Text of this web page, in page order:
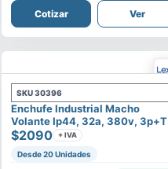
Cotizar Ver
SKU30396
Enchufe Industrial Macho
Volante Ip44, 32a, 380v, 3p+t
$2090 + IVA
Desde 20 Unidades